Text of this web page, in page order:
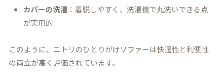
カバーの洗濯 ：着脱しやすく、洗濯機で丸洗いできる点
が実用的
このように、ニトリのひとりがけソファーは快適性と利便性
の両立が高く評価されています。